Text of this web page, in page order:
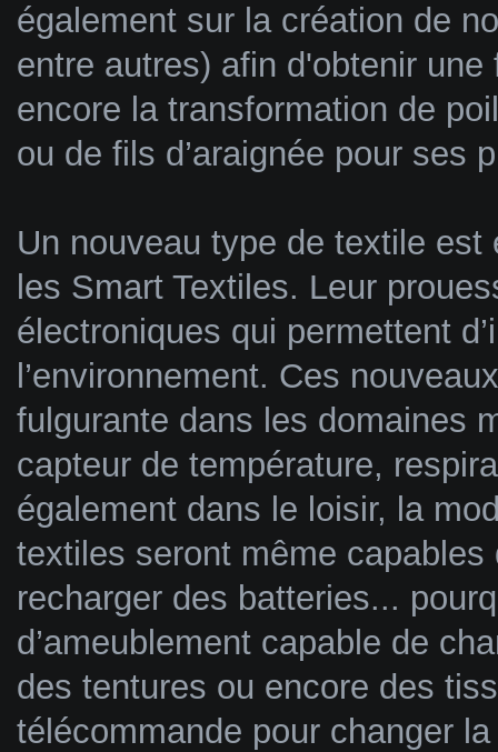
également sur la création de
entre autres) afin d'obtenir
encore la transformation de
ou de fils d’araignée pour ses
Un nouveau type de textile
les Smart Textiles. Leur
électroniques qui permettent
l’environnement. Ces
fulgurante dans les domaines
capteur de température,
également dans le loisir, la
textiles seront même capables
recharger des batteries...
d’ameublement capable de
des tentures ou encore des
télécommande pour changer